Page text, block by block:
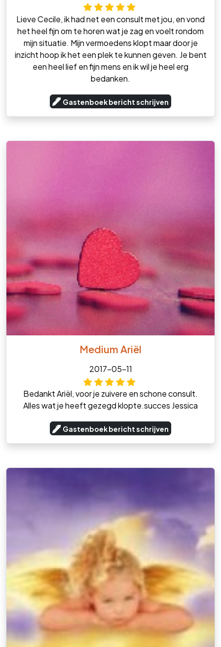
Lieve Cecile, ik had net een consult met jou, en vond
het heel fijn om te horen wat je zag en voelt rondom
mijn situatie. Mijn vermoedens klopt maar door je
inzicht hoop ik het een plek te kunnen geven. Je bent
een heel lief en fijn mens en ik wil je heel erg
bedanken.
Gastenboek bericht schrijven
Medium Ariël
2017-05-11
Bedankt Ariël, voor je zuivere en schone consult.
Alles wat je heeft gezegd klopte.succes Jessica
Gastenboek bericht schrijven